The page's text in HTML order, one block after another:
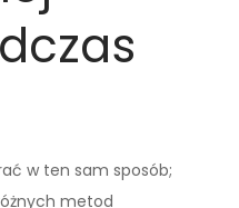
w ten sam sposób;
metod